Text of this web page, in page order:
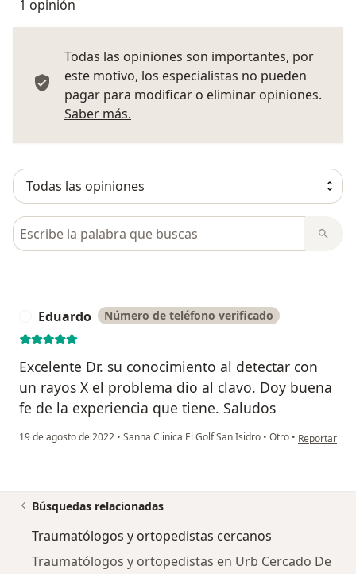
1 opinión
Todas las opiniones son importantes, por
este motivo, los especialistas no pueden
pagar para modificar o eliminar opiniones.
Saber más.
Busca en opiniones
Eduardo Número de teléfono verificado
Excelente Dr. su conocimiento al detectar con
un rayos X el problema dio al clavo. Doy buena
fe de la experiencia que tiene. Saludos
19 de agosto de 2022 • Sanna Clinica El Golf San Isidro • Otro • en opinión
Reportar
Búsquedas relacionadas
Traumatólogos y ortopedistas cercanos
Traumatólogos y ortopedistas en Urb Cercado De